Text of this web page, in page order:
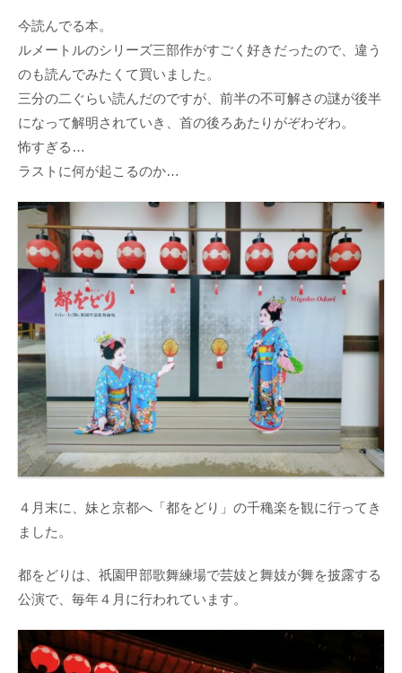
今読んでる本。
ルメートルのシリーズ三部作がすごく好きだったので、違う
のも読んでみたくて買いました。
三分の二ぐらい読んだのですが、前半の不可解さの謎が後半
になって解明されていき、首の後ろあたりがぞわぞわ。
怖すぎる…
ラストに何が起こるのか…
４月末に、妹と京都へ「都をどり」の千穐楽を観に行ってき
ました。
都をどりは、祇園甲部歌舞練場で芸妓と舞妓が舞を披露する
公演で、毎年４月に行われています。